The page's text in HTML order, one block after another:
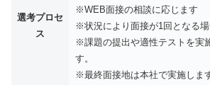
選考プロセ
ス
※WEB面接の相談に応じます
※状況により面接が1回となる場
※課題の提出や適性テストを実
す。
※最終面接地は本社で実施しま